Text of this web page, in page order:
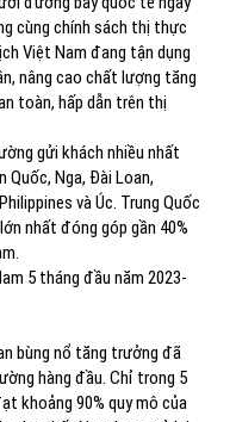
cùng chính sách thị thực
Việt Nam đang tận dụng
nâng cao chất lượng tăng
toàn, hấp dẫn trên thị
gửi khách nhiều nhất
Quốc, Nga, Đài Loan,
và Úc. Trung Quốc
nhất đóng góp gần 40%
5 tháng đầu năm 2023-
bùng nổ tăng trưởng đã
hàng đầu. Chỉ trong 5
khoảng 90% quy mô của